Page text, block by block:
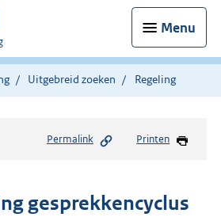
Menu
Uitgebreid zoeken Regeling
Permalink Printen
gesprekkencyclus